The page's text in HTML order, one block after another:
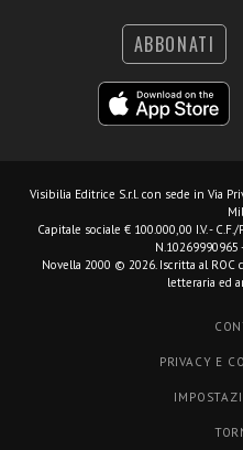
ABBONATI
Visibilia Editrice S.r.l. con sede in Via
Capitale sociale € 100.000,00 I.V. -
N.10269990965
Novella 2000 © 2026. Iscritta al
letteraria ed
PRIVACY E